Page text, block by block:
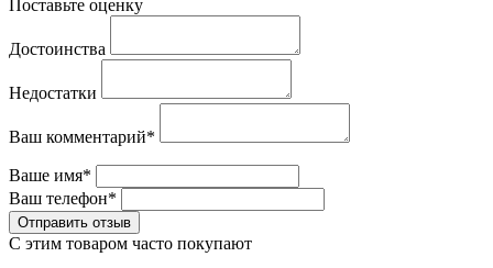
Поставьте оценку
Достоинства
Недостатки
Ваш комментарий*
Ваше имя*
Ваш телефон*
С этим товаром часто покупают